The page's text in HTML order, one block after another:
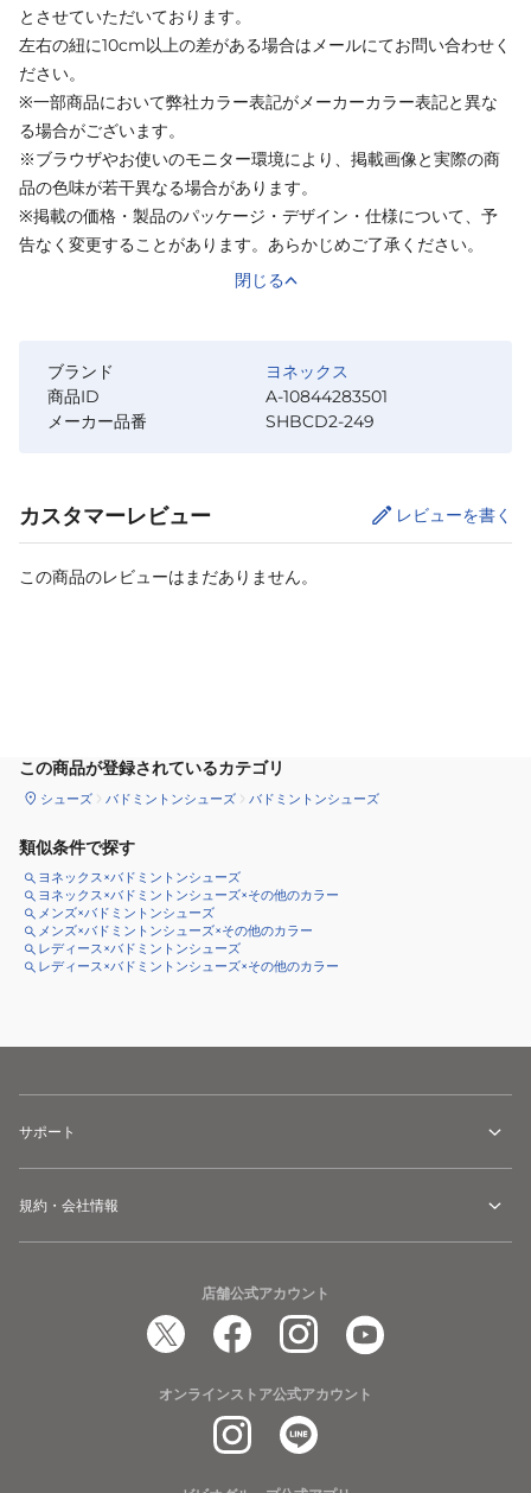
とさせていただいております。
左右の紐に10cm以上の差がある場合はメールにてお問い合わせく
ださい。
※一部商品において弊社カラー表記がメーカーカラー表記と異な
る場合がございます。
※ブラウザやお使いのモニター環境により、掲載画像と実際の商
品の色味が若干異なる場合があります。
※掲載の価格・製品のパッケージ・デザイン・仕様について、予
告なく変更することがあります。あらかじめご了承ください。
閉じる
ブランド
ヨネックス
商品ID
A-10844283501
メーカー品番
SHBCD2-249
カスタマーレビュー レビューを書く
この商品のレビューはまだありません。
この商品が登録されているカテゴリ
シューズ バドミントンシューズ バドミントンシューズ
類似条件で探す
ヨネックス×バドミントンシューズ
ヨネックス×バドミントンシューズ×その他のカラー
メンズ×バドミントンシューズ
メンズ×バドミントンシューズ×その他のカラー
レディース×バドミントンシューズ
レディース×バドミントンシューズ×その他のカラー
サポート
規約・会社情報
店舗公式アカウント
オンラインストア公式アカウント